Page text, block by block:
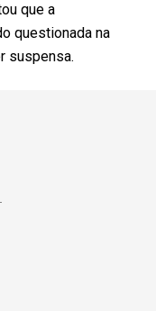
que a
questionada na
suspensa.